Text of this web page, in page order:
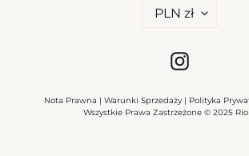
PLN zł
Instagram
Nota Prawna | Warunki Sprzedaży | Polityka
Wszystkie Prawa Zastrzeżone © 2025